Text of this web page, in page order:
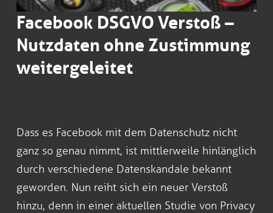
Facebook DSGVO Verstoß –
Nutzdaten ohne Zustimmung
weitergeleitet
Dass es Facebook mit dem Datenschutz nicht
ganz so genau nimmt, ist mittlerweile hinlänglich
durch verschiedene Datenskandale bekannt
geworden. Nun reiht sich ein neuer Verstoß
hinzu, denn in einer aktuellen Studie von Privacy